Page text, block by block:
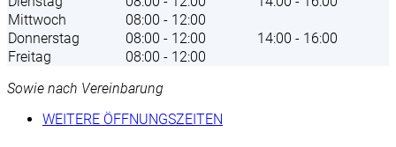
Mittwoch
08:00 - 12:00
Donnerstag
08:00 - 12:00
14:00 - 16:00
Freitag
08:00 - 12:00
Sowie nach Vereinbarung
WEITERE ÖFFNUNGSZEITEN